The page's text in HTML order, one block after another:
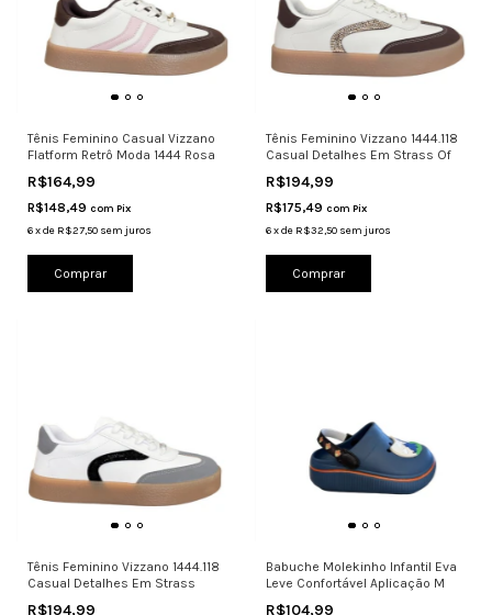
Tênis Feminino Casual Vizzano
Flatform Retrô Moda 1444 Rosa
R$164,99
R$148,49 com Pix
6xde R$27,50 sem juros
Comprar
Tênis Feminino Vizzano 1444.118
Casual Detalhes Em Strass Of
R$194,99
R$175,49 com Pix
6 xde R$32,50 sem juros
Comprar
Tênis Feminino Vizzano 1444.118
Casual Detalhes Em Strass
R$194,99
Babuche Molekinho Infantil Eva
Leve Confortável Aplicação M
R$104,99